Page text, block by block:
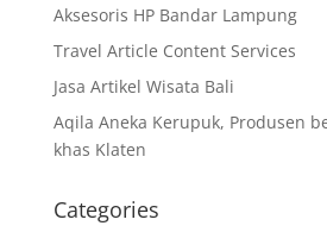
Aksesoris HP Bandar Lampung
Travel Article Content Services
Jasa Artikel Wisata Bali
Aqila Aneka Kerupuk, Produsen
khas Klaten
Categories